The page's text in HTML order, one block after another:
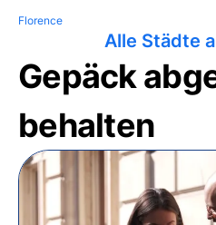
Florence
Alle Städte
Gepäck
behalten